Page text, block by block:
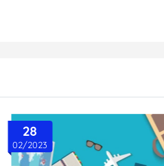
28
02/2023